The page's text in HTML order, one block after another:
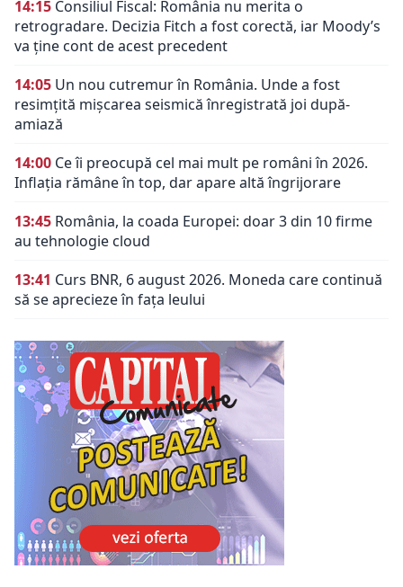
14:15 Consiliul Fiscal: România nu merita o
retrogradare. Decizia Fitch a fost corectă, iar Moody’s
va ține cont de acest precedent
14:05 Un nou cutremur în România. Unde a fost
resimțită mișcarea seismică înregistrată joi după-
amiază
14:00 Ce îi preocupă cel mai mult pe români în 2026.
Inflația rămâne în top, dar apare altă îngrijorare
13:45 România, la coada Europei: doar 3 din 10 firme
au tehnologie cloud
13:41 Curs BNR, 6 august 2026. Moneda care continuă
să se aprecieze în fața leului